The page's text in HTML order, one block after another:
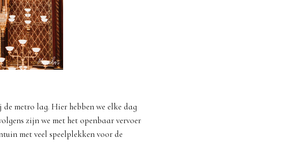
metro lag. Hier hebben we elke dag
zijn we met het openbaar vervoer
met veel speelplekken voor de